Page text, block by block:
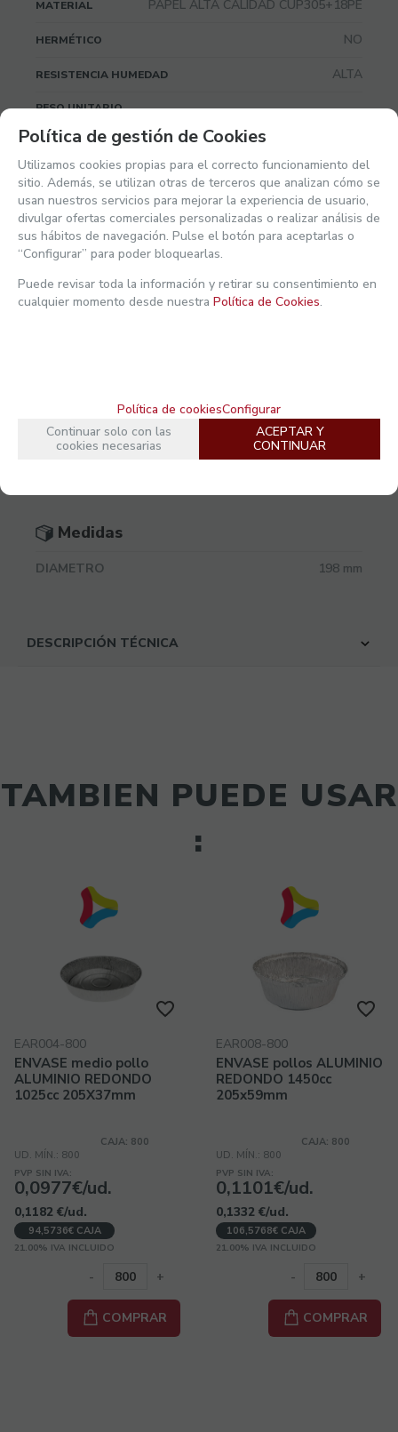
MATERIAL PAPEL ALTA CALIDAD CUP305+18PE
HERMÉTICO NO
RESISTENCIA HUMEDAD ALTA
PESO UNITARIO
TEMPERATURA MIN (ºC)
TEMPERATURA MAX (ºC) 95º
Embalaje
PAQUETES POR CAJA
CBM (m3)
Medidas
DIAMETRO 198 mm
DESCRIPCIÓN TÉCNICA
TAMBIEN PUEDE USAR
:
EAR004-800
ENVASE medio pollo
ALUMINIO REDONDO
1025cc 205X37mm
CAJA: 800
UD. MÍN.: 800
PVP SIN IVA:
0,0977€/ud.
0,1182 €/ud.
94,5736€ CAJA
21.00% IVA INCLUIDO
- +
COMPRAR
EAR008-800
ENVASE pollos ALUMINIO
REDONDO 1450cc
205x59mm
CAJA: 800
UD. MÍN.: 800
PVP SIN IVA:
0,1101€/ud.
0,1332 €/ud.
106,5768€ CAJA
21.00% IVA INCLUIDO
- +
COMPRAR
Ver mi actividad reciente
Política de gestión de Cookies
Utilizamos cookies propias para el correcto funcionamiento del
sitio. Además, se utilizan otras de terceros que analizan cómo se
usan nuestros servicios para mejorar la experiencia de usuario,
divulgar ofertas comerciales personalizadas o realizar análisis de
sus hábitos de navegación. Pulse el botón para aceptarlas o
“Configurar” para poder bloquearlas.
Puede revisar toda la información y retirar su consentimiento en
cualquier momento desde nuestra Política de Cookies.
Política de cookiesConfigurar
Continuar solo con las
cookies necesarias
ACEPTAR Y
CONTINUAR